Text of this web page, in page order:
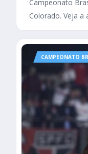
Campeonato
Colorado. Veja a
CAMPEONATO